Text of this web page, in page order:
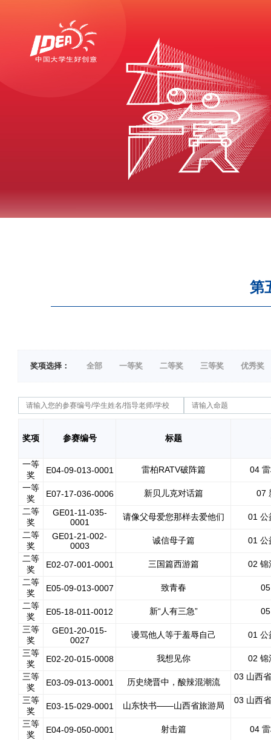
第
奖项选择： 全部 一等奖 二等奖 三等奖 优秀奖
奖项 参赛编号 标题
一等
奖
E04-09-013-0001 雷柏RATV破阵篇
04
一等
奖
E07-17-036-0006 新贝儿克对话篇
07
二等
奖
GE01-11-035-
0001
请像父母爱您那样去爱他们
01 公
二等
奖
GE01-21-002-
0003
诚信母子篇
01 公
二等
奖
E02-07-001-0001 三国篇西游篇
02 锦
二等
奖
E05-09-013-0007 致青春
二等
奖
E05-18-011-0012 新“人有三急”
三等
奖
GE01-20-015-
0027
谩骂他人等于羞辱自己
01 公
三等
奖
E02-20-015-0008 我想见你
02 锦
三等
奖
E03-09-013-0001 历史绕晋中，酸辣混潮流
03 山西
三等
奖
E03-15-029-0001 山东快书——山西省旅游局
03 山西
三等
奖
E04-09-050-0001 射击篇
04